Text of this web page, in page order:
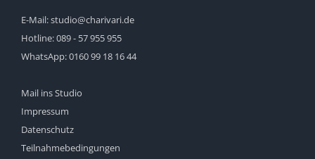
E-Mail:studio@charivari.de
Hotline:089 - 57 955 955
WhatsApp:0160 99 18 16 44
Mail ins Studio
Impressum
Datenschutz
Teilnahmebedingungen